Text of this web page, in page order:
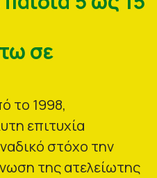
σε
το 1998,
επιτυχία
στόχο την
της ατελείωτης